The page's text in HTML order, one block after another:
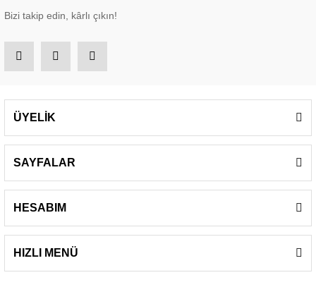
Bizi takip edin, kârlı çıkın!
ÜYELİK
SAYFALAR
HESABIM
HIZLI MENÜ